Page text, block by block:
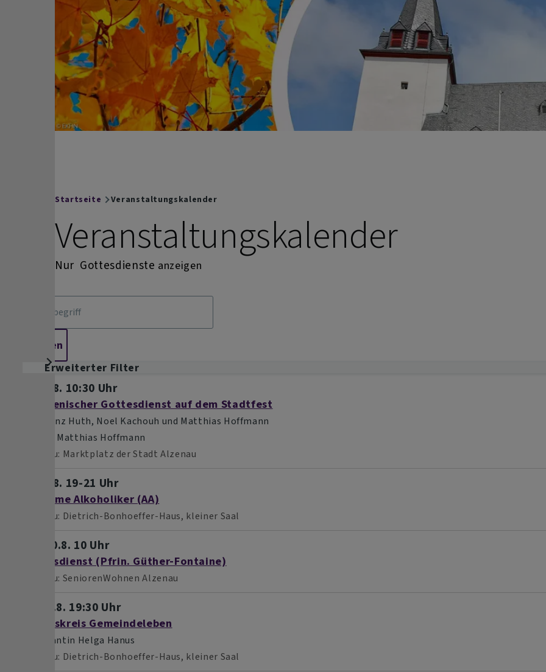
Startseite Veranstaltungskalender
Veranstaltungskalender
Nur Gottesdienste anzeigen
Erweiterter Filter
So, 9.8. 10:30 Uhr
Ökumenischer Gottesdienst auf dem Stadtfest
mit Franz Huth, Noel Kachouh und Matthias Hoffmann
Pfarrer Matthias Hoffmann
Alzenau Marktplatz der Stadt Alzenau
So, 9.8. 19-21 Uhr
Anonyme Alkoholiker (AA)
Alzenau Dietrich-Bonhoeffer-Haus, kleiner Saal
Mo, 10.8. 10 Uhr
Gottesdienst (Pfrin. Güther-Fontaine)
Alzenau SeniorenWohnen Alzenau
Di, 11.8. 19:30 Uhr
Arbeitskreis Gemeindeleben
Prädikantin Helga Hanus
Alzenau Dietrich-Bonhoeffer-Haus, kleiner Saal